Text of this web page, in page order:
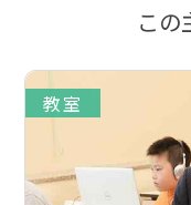
この
教室